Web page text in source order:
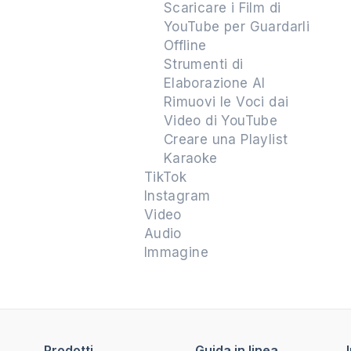
Scaricare i Film di
YouTube per Guardarli
Offline
Strumenti di
Elaborazione AI
Rimuovi le Voci dai
Video di YouTube
Creare una Playlist
Karaoke
TikTok
Instagram
Video
Audio
Immagine